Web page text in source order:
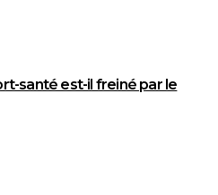
santé est-il freiné par le